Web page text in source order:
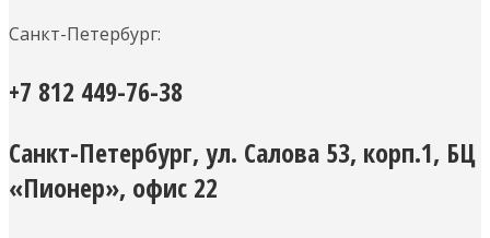
Санкт-Петербург:
+7 812 449-76-38
Санкт-Петербург, ул. Салова 53, корп.1, БЦ
«Пионер», офис 22